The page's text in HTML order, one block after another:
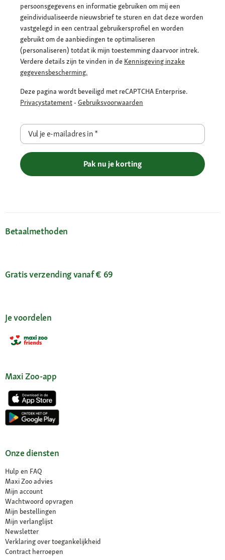
persoonsgegevens en informatie gebruiken om mij een
geïndividualiseerde nieuwsbrief te sturen en dat deze worden
vastgelegd in een centraal gebruikersprofiel en worden
gebruikt om de aanbiedingen te optimaliseren
(personaliseren) totdat ik mijn toestemming daarvoor intrek.
Verdere details zijn te vinden in de Kennisgeving inzake
gegevensbescherming.
Deze pagina wordt beveiligd met reCAPTCHA Enterprise.
Privacystatement - Gebruiksvoorwaarden
Vul je e-mailadres in*
Pak nu je korting
Betaalmethoden
Gratis verzending vanaf € 69
Je voordelen
Maxi Zoo-app
Onze diensten
Hulp en FAQ
Maxi Zoo advies
Mijn account
Wachtwoord opvragen
Mijn bestellingen
Mijn verlanglijst
Newsletter
Verklaring over toegankelijkheid
Contract herroepen